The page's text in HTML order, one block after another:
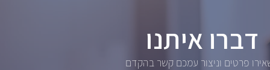
דברו איתנו
פרטים וניצור עמכם קשר בהקדם